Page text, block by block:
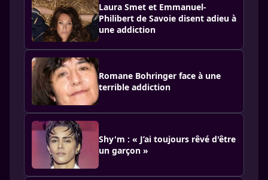
Laura Smet et Emmanuel-
Philibert de Savoie disent adieu à
une addiction
Romane Bohringer face à une
terrible addiction
Shy'm : « J’ai toujours rêvé d'être
un garçon »